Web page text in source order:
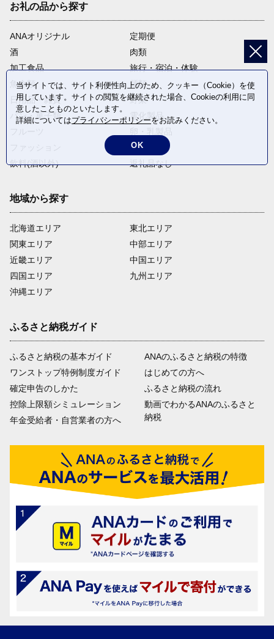
お礼の品から探す
ANAオリジナル
定期便
酒
肉類
加工食品
旅行・宿泊・体験
魚介類
麺類
日用品・雑貨
野菜
パン・菓子類
電化製品
米・穀物
飲料(酒以外)
返礼品なし
地域から探す
北海道エリア
関東エリア
近畿エリア
四国エリア
沖縄エリア
東北エリア
中部エリア
中国エリア
九州エリア
ふるさと納税ガイド
ふるさと納税の基本ガイド
ワンストップ特例制度ガイド
確定申告のしかた
控除上限額シミュレーション
年金受給者・自営業者の方へ
ANAのふるさと納税の特徴
はじめての方へ
ふるさと納税の流れ
動画でわかるANAのふるさと
納税
当サイトでは、サイト利便性向上のため、クッキー（Cookie）を使
用しています。サイトの閲覧を継続された場合、Cookieの利用に同
意したことものといたします。
詳細についてはプライバシーポリシーをお読みください。
OK